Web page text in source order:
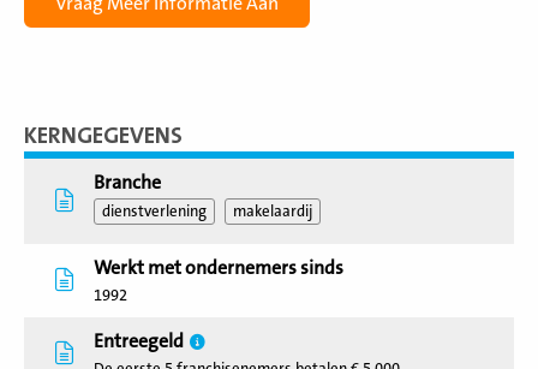
KERNGEGEVENS
Branche
dienstverlening makelaardij
Werkt met ondernemers sinds
1992
Entreegeld